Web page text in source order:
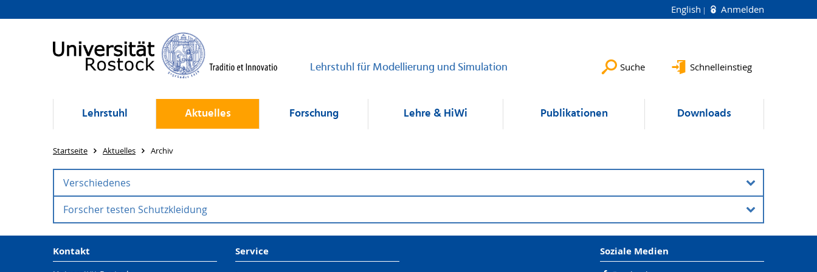
English Anmelden
Lehrstuhl für Modellierung und Simulation Suche Schnelleinstieg
Lehrstuhl Aktuelles Forschung Lehre & HiWi Publikationen Downloads
Startseite Aktuelles Archiv
Verschiedenes
Unsteady hydrodynamic loads on energy saving ducts
Journal:
Papers
Forscher testen Schutzkleidung
02.03.2018 |Forscher testen Schutzkleidung in der Kältekammer
Kontakt
Service Soziale Medien